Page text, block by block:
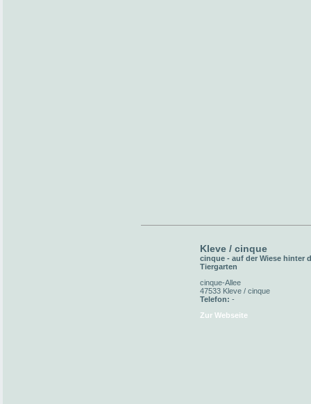
Kleve / cinque
cinque - auf der Wiese hinter
Tiergarten
cinque-Allee
47533 Kleve / cinque
Telefon: -
Zur Webseite